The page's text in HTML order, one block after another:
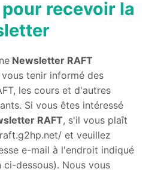
recevoir la
Newsletter RAFT
tenir informé des
les cours et d'autres
Si vous êtes intéressé
RAFT, s'il vous plaît
et veuillez
e-mail à l'endroit indiqué
ci-dessous). Nous vous